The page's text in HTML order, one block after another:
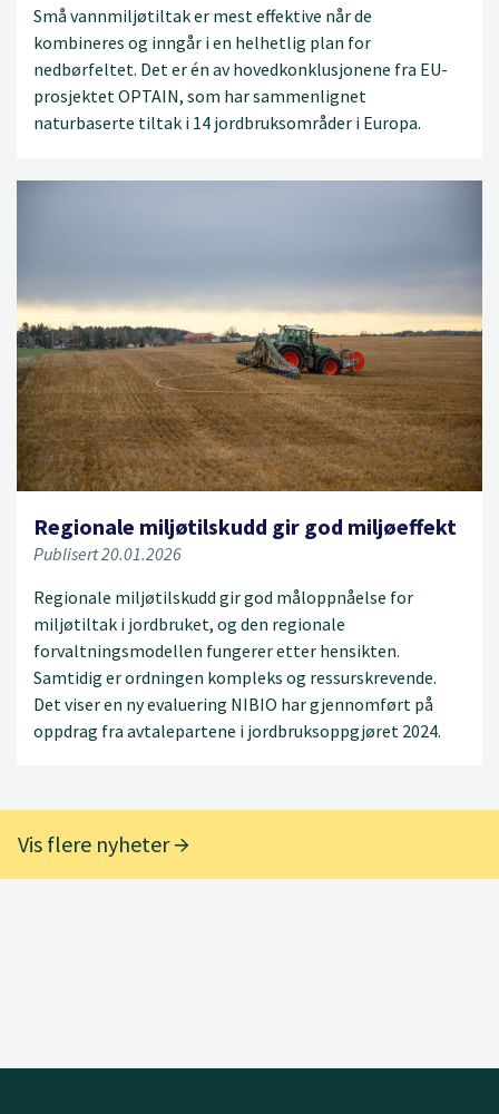
Små vannmiljøtiltak er mest effektive når de
kombineres og inngår i en helhetlig plan for
nedbørfeltet. Det er én av hovedkonklusjonene fra EU-
prosjektet OPTAIN, som har sammenlignet
naturbaserte tiltak i 14 jordbruksområder i Europa.
Regionale miljøtilskudd gir god miljøeffekt
Publisert 20.01.2026
Regionale miljøtilskudd gir god måloppnåelse for
miljøtiltak i jordbruket, og den regionale
forvaltningsmodellen fungerer etter hensikten.
Samtidig er ordningen kompleks og ressurskrevende.
Det viser en ny evaluering NIBIO har gjennomført på
oppdrag fra avtalepartene i jordbruksoppgjøret 2024.
Vis flere nyheter